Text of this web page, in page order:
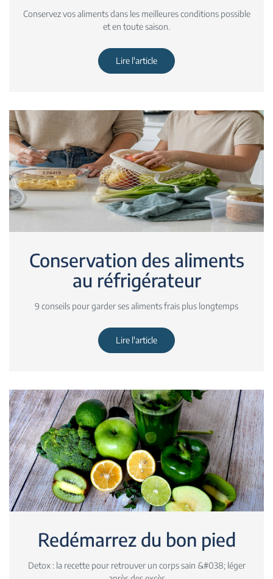
Conservez vos aliments dans les meilleures conditions possible
et en toute saison.
Lire l'article
Conservation des aliments
au réfrigérateur
9 conseils pour garder ses aliments frais plus longtemps
Lire l'article
Redémarrez du bon pied
Detox : la recette pour retrouver un corps sain &#038; léger